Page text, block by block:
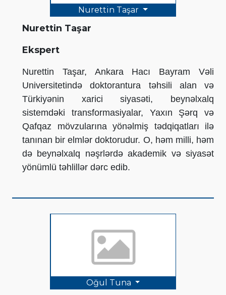
Nurettin Taşar
Nurettin Taşar
Ekspert
Nurettin Taşar, Ankara Hacı Bayram Vəli
Universitetində doktorantura təhsili alan və
Türkiyənin xarici siyasəti, beynəlxalq
sistemdəki transformasiyalar, Yaxın Şərq və
Qafqaz mövzularına yönəlmiş tədqiqatları ilə
tanınan bir elmlər doktorudur. O, həm milli, həm
də beynəlxalq nəşrlərdə akademik və siyasət
yönümlü təhlillər dərc edib.
Oğul Tuna